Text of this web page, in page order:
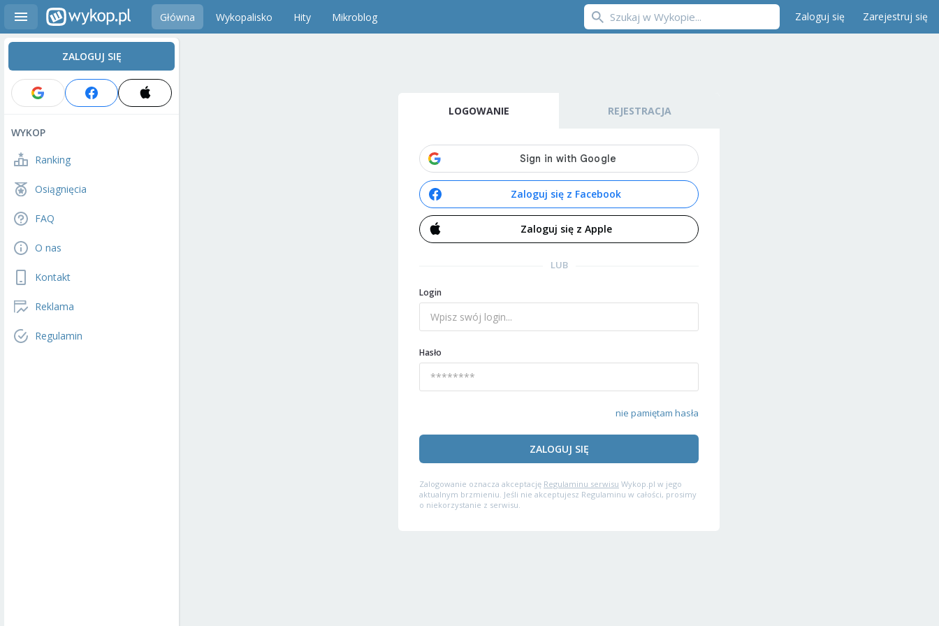
Główna Wykopalisko Hity Mikroblog Zaloguj się Zarejestruj się
ZALOGUJ SIĘ
WYKOP
Ranking
Osiągnięcia
FAQ
O nas
Kontakt
Reklama
Regulamin
LOGOWANIE REJESTRACJA
Zaloguj się z Facebook
Zaloguj się z Apple
LUB
Login
Hasło
nie pamiętam hasła
ZALOGUJ SIĘ
Zalogowanie oznacza akceptację Regulaminu serwisu Wykop.pl w jego
aktualnym brzmieniu. Jeśli nie akceptujesz Regulaminu w całości, prosimy
o niekorzystanie z serwisu.